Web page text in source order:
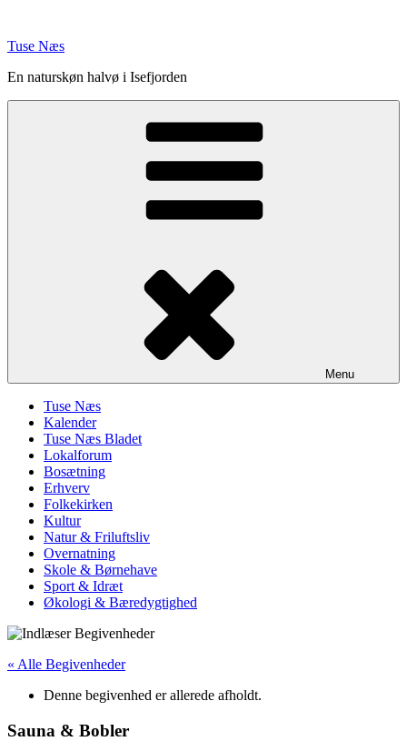
indhold
Tuse Næs
En naturskøn halvø i Isefjorden
Menu
Tuse Næs
Kalender
Tuse Næs Bladet
Lokalforum
Bosætning
Erhverv
Folkekirken
Kultur
Natur & Friluftsliv
Overnatning
Skole & Børnehave
Sport & Idræt
Økologi & Bæredygtighed
« Alle Begivenheder
Denne begivenhed er allerede afholdt.
Sauna & Bobler